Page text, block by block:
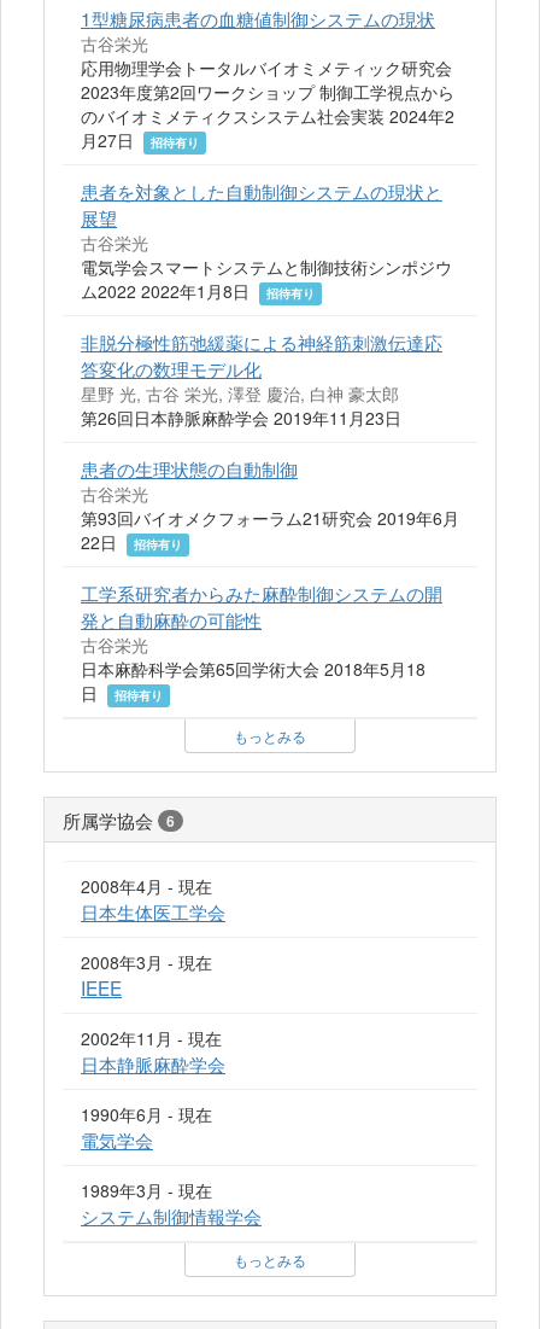
1型糖尿病患者の血糖値制御システムの現状
古谷栄光
応用物理学会トータルバイオミメティック研究会
2023年度第2回ワークショップ 制御工学視点から
のバイオミメティクスシステム社会実装 2024年2
月27日
招待有り
患者を対象とした自動制御システムの現状と
展望
古谷栄光
電気学会スマートシステムと制御技術シンポジウ
ム2022 2022年1月8日
招待有り
非脱分極性筋弛緩薬による神経筋刺激伝達応
答変化の数理モデル化
星野 光, 古谷 栄光, 澤登 慶治, 白神 豪太郎
第26回日本静脈麻酔学会 2019年11月23日
患者の生理状態の自動制御
古谷栄光
第93回バイオメクフォーラム21研究会 2019年6月
22日
招待有り
工学系研究者からみた麻酔制御システムの開
発と自動麻酔の可能性
古谷栄光
日本麻酔科学会第65回学術大会 2018年5月18
日
招待有り
もっとみる
所属学協会 6
2008年4月 - 現在
日本生体医工学会
2008年3月 - 現在
IEEE
2002年11月 - 現在
日本静脈麻酔学会
1990年6月 - 現在
電気学会
1989年3月 - 現在
システム制御情報学会
もっとみる